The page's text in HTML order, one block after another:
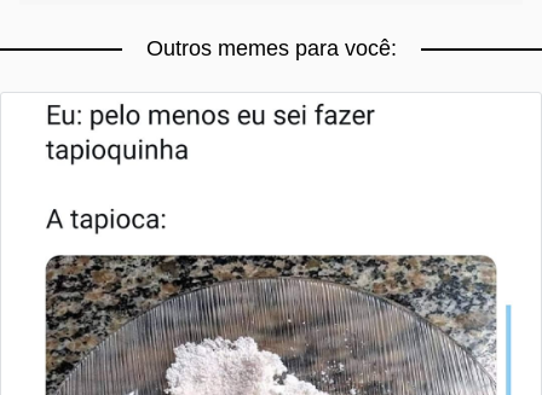
Outros memes para você: